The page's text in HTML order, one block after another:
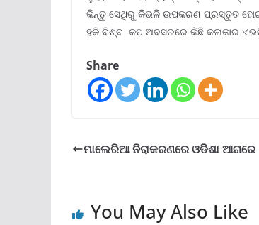
କିନ୍ତୁ ସେଥିରୁ କିଭଳି ଉପକରଣ ପ୍ରସ୍ତୁତ
ହକି ବିଶ୍ବ କପ ଅବସରରେ କିଛି କଳାକାର
Share
ମାଲେରିଆ ନିରାକରଣରେ ଓଡିଶା ଆଗରେ
You May Also Like